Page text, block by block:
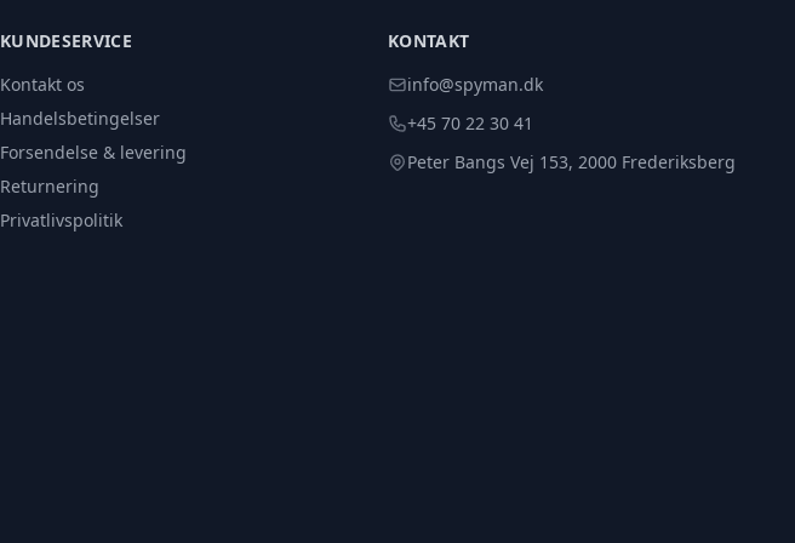
KUNDESERVICE
Kontakt os
Handelsbetingelser
Forsendelse & levering
Returnering
Privatlivspolitik
KONTAKT
info@spyman.dk
+45 70 22 30 41
Peter Bangs Vej 153, 2000 Frederiksberg